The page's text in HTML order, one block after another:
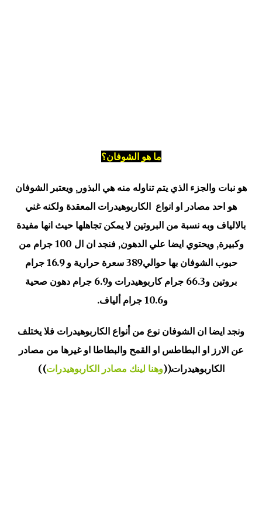
ما هو الشوفان؟
هو نبات والجزء الذي يتم تناوله منه هي البذور, ويعتبر الشوفان
هو احد مصادر او انواع الكاربوهيدرات المعقدة ولكنه غني
بالالياف وبه نسبة من البروتين لا يمكن تجاهلها حيث انها مفيدة
وكبيرة, ويحتوي ايضا علي الدهون, فنجد ان ال 100 جرام من
حبوب الشوفان بها حوالي389 سعرة حرارية و 16.9 جرام
بروتين و66.3 جرام كاربوهيدرات و6.9 جرام دهون صحية
و10.6 جرام ألياف.
ونجد ايضا ان الشوفان نوع من أنواع الكاربوهيدرات فلا يختلف
عن الارز او البطاطس او القمح والبطاطا او غيرها من مصادر
الكاربوهيدرات.((وهنا لينك مصادر الكاربوهيدرات))